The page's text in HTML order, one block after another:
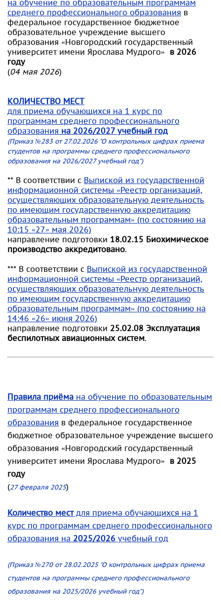
на обучение по образовательным программам
среднего профессионального образования в
федеральное государственное бюджетное
образовательное учреждение высшего
образования «Новгородский государственный
университет имени Ярослава Мудрого» в 2026
году
(04 мая 2026)
КОЛИЧЕСТВО МЕСТ
для приема обучающихся на 1 курс по
программам среднего профессионального
образования на 2026/2027 учебный год
(Приказ №283 от 27.02.2026 "О контрольных цифрах приема
студентов на программы среднего профессионального
образования на 2026/2027 учебный год")
** В соответствии с Выпиской из государственной
информационной системы «Реестр организаций,
осуществляющих образовательную деятельность
по имеющим государственную аккредитацию
образовательным программам» (по состоянию на
10:15 «27» мая 2026)
направление подготовки 18.02.15 Биохимическое
производство аккредитовано.
*** В соответствии с Выпиской из государственной
информационной системы «Реестр организаций,
осуществляющих образовательную деятельность
по имеющим государственную аккредитацию
образовательным программам» (по состоянию на
14:46 «26» июня 2026)
направление подготовки 25.02.08 Эксплуатация
беспилотных авиационных систем.
Правила приёма на обучение по образовательным
программам среднего профессионального
образования в федеральное государственное
бюджетное образовательное учреждение высшего
образования «Новгородский государственный
университет имени Ярослава Мудрого» в 2025
году
(27 февраля 2025)
Количество местдля приема обучающихся на 1
курс по программам среднего профессионального
образования на 2025/2026 учебный год
(Приказ №270 от 28.02.2025 "О контрольных цифрах приема
студентов на программы среднего профессионального
образования на 2025/2026 учебный год")